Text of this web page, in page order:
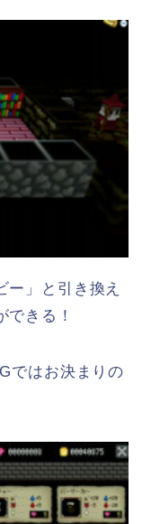
ー」と引き換え
きる！
ではお決まりの